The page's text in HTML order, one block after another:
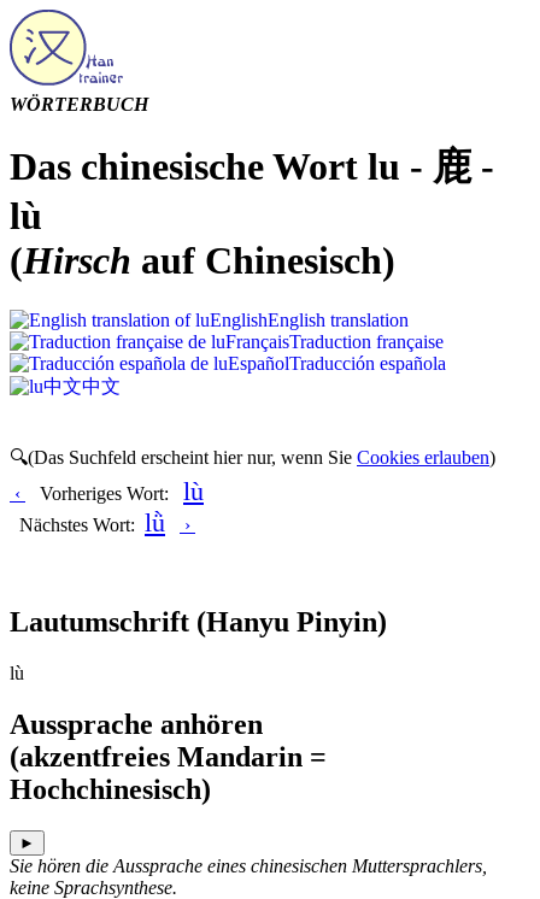
WÖRTERBUCH
Das chinesische Wort lu - 鹿 -
lù
(Hirsch auf Chinesisch)
EnglishEnglish translation
FrançaisTraduction française
EspañolTraducción española
中文中文
🔍(Das Suchfeld erscheint hier nur, wenn Sie Cookies erlauben)
‹
Vorheriges Wort: lù
Nächstes Wort: lǜ ›
Lautumschrift (Hanyu Pinyin)
lù
Aussprache anhören
(akzentfreies Mandarin =
Hochchinesisch)
►
Sie hören die Aussprache eines chinesischen Muttersprachlers,
keine Sprachsynthese.